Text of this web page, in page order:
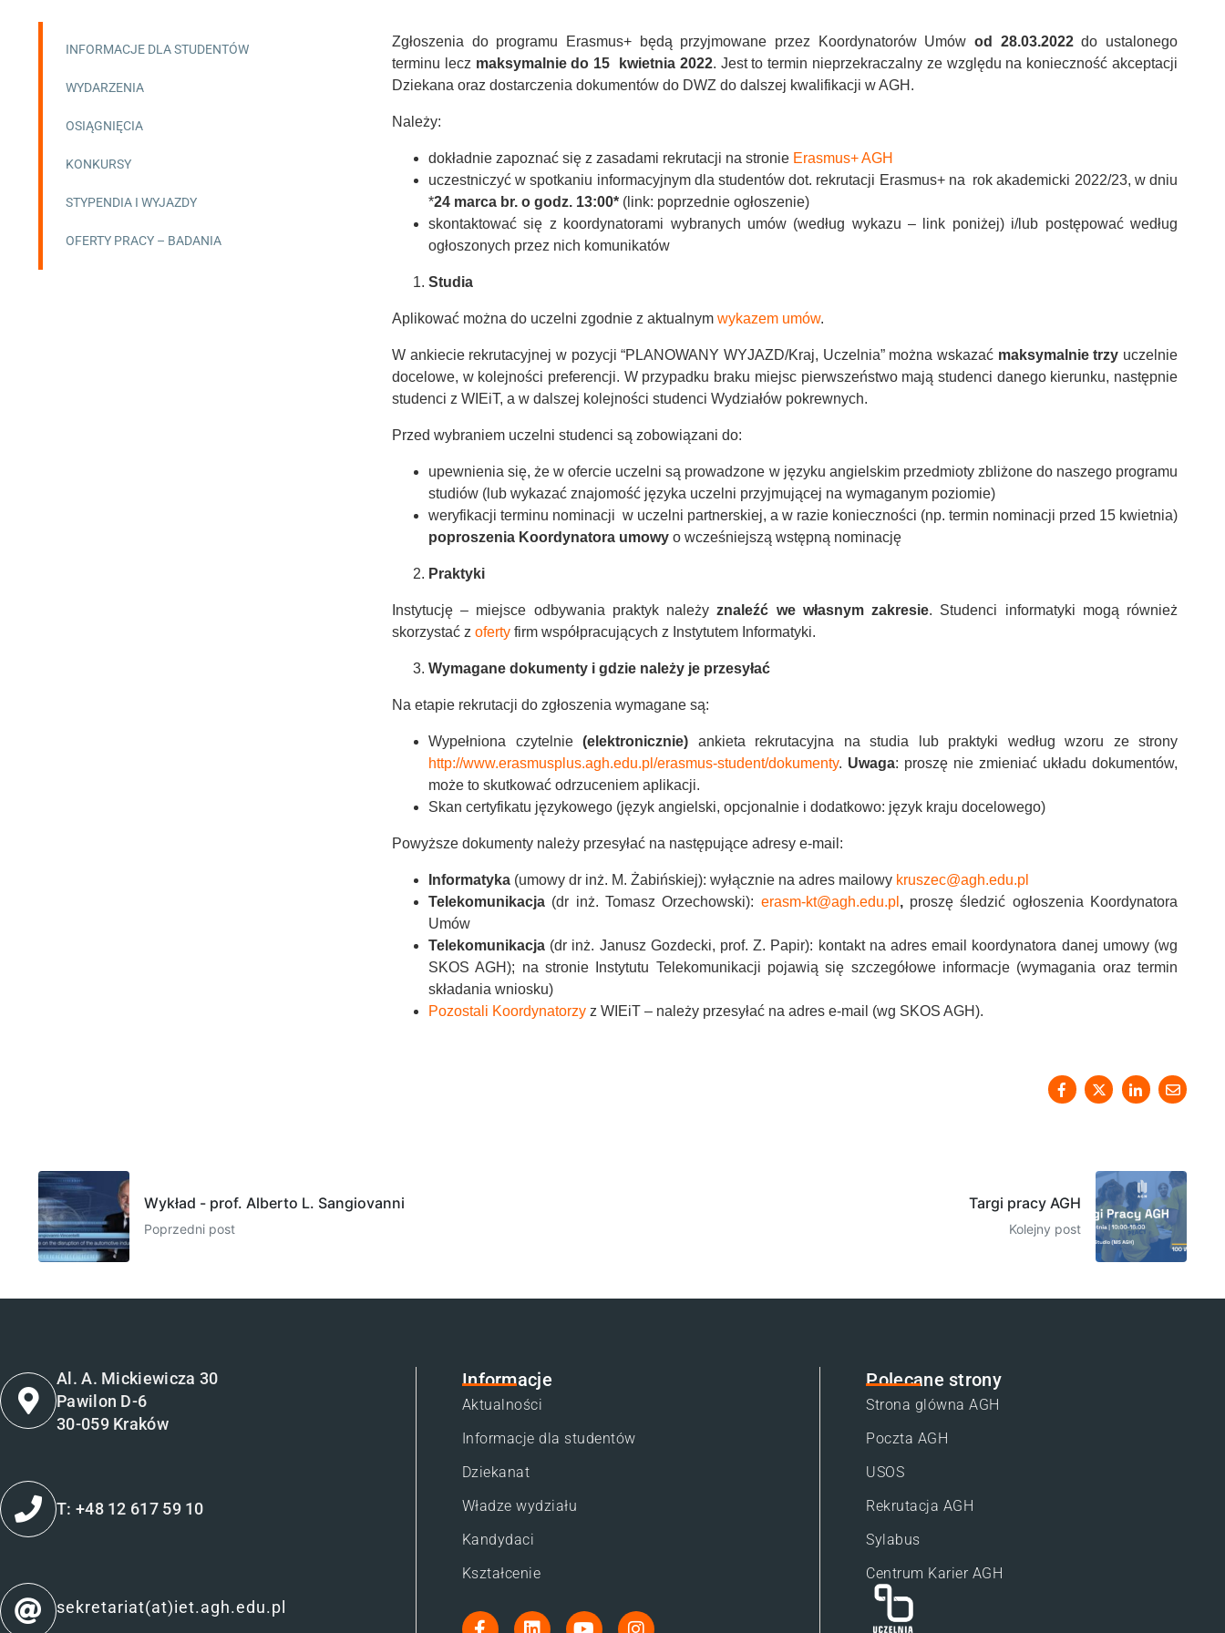
INFORMACJE DLA STUDENTÓW
WYDARZENIA
OSIĄGNIĘCIA
KONKURSY
STYPENDIA I WYJAZDY
OFERTY PRACY – BADANIA
Zgłoszenia do programu Erasmus+ będą przyjmowane przez Koordynatorów Umów od 28.03.2022do ustalonego
terminu lecz maksymalnie do 15 kwietnia 2022. Jest to termin nieprzekraczalny ze względu na konieczność akceptacji
Dziekana oraz dostarczenia dokumentów do DWZ do dalszej kwalifikacji w AGH.
Należy:
dokładnie zapoznać się z zasadami rekrutacji na stronie Erasmus+ AGH
uczestniczyć w spotkaniu informacyjnym dla studentów dot. rekrutacji Erasmus+ na rok akademicki 2022/23, w dniu
*24 marca br. o godz. 13:00* (link: poprzednie ogłoszenie)
skontaktować się z koordynatorami wybranych umów (według wykazu – link poniżej) i/lub postępować według
ogłoszonych przez nich komunikatów
Studia
Aplikować można do uczelni zgodnie z aktualnym wykazem umów.
W ankiecie rekrutacyjnej w pozycji “PLANOWANY WYJAZD/Kraj, Uczelnia” można wskazać maksymalnie trzy uczelnie
docelowe, w kolejności preferencji. W przypadku braku miejsc pierwszeństwo mają studenci danego kierunku, następnie
studenci z WIEiT, a w dalszej kolejności studenci Wydziałów pokrewnych.
Przed wybraniem uczelni studenci są zobowiązani do:
upewnienia się, że w ofercie uczelni są prowadzone w języku angielskim przedmioty zbliżone do naszego programu
studiów (lub wykazać znajomość języka uczelni przyjmującej na wymaganym poziomie)
weryfikacji terminu nominacji w uczelni partnerskiej, a w razie konieczności (np. termin nominacji przed 15 kwietnia)
poproszenia Koordynatora umowy o wcześniejszą wstępną nominację
Praktyki
Instytucję – miejsce odbywania praktyk należyznaleźć we własnym zakresie. Studenci informatyki mogą również
skorzystać z oferty firm współpracujących z Instytutem Informatyki.
Wymagane dokumenty i gdzie należy je przesyłać
Na etapie rekrutacji do zgłoszenia wymagane są:
Wypełniona czytelnie (elektronicznie) ankieta rekrutacyjna na studia lub praktyki według wzoru ze strony
http://www.erasmusplus.agh.edu.pl/erasmus-student/dokumenty. Uwaga: proszę nie zmieniać układu dokumentów,
może to skutkować odrzuceniem aplikacji.
Skan certyfikatu językowego (język angielski, opcjonalnie i dodatkowo: język kraju docelowego)
Powyższe dokumenty należy przesyłać na następujące adresy e-mail:
Informatyka (umowy dr inż. M. Żabińskiej): wyłącznie na adres mailowy kruszec@agh.edu.pl
Telekomunikacja (dr inż. Tomasz Orzechowski): erasm-kt@agh.edu.pl , proszę śledzić ogłoszenia Koordynatora
Umów
Telekomunikacja (dr inż. Janusz Gozdecki, prof. Z. Papir): kontakt na adres email koordynatora danej umowy (wg
SKOS AGH); na stronie Instytutu Telekomunikacji pojawią się szczegółowe informacje (wymagania oraz termin
składania wniosku)
Pozostali Koordynatorzy z WIEiT – należy przesyłać na adres e-mail (wg SKOS AGH).
Wykład - prof. Alberto L. Sangiovanni
Poprzedni post
Targi pracy AGH
Kolejny post
Al. A. Mickiewicza 30
Pawilon D-6
30-059 Kraków
T: +48 12 617 59 10
sekretariat(at)iet.agh.edu.pl
Informacje
Aktualności
Informacje dla studentów
Dziekanat
Władze wydziału
Kandydaci
Kształcenie
Polecane strony
Strona glówna AGH
Poczta AGH
USOS
Rekrutacja AGH
Sylabus
Centrum Karier AGH